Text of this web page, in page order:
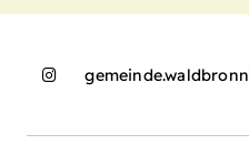
gemeinde.waldbronn